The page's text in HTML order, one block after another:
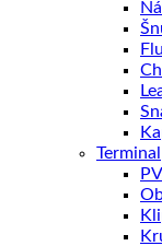
Terminal